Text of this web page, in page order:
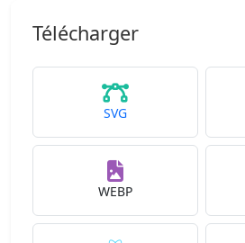
Télécharger
SVG
WEBP